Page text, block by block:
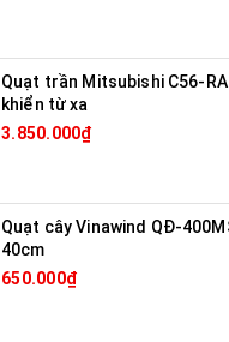
Quạt trần Mitsubishi C56-
khiển từ xa
3.850.000₫
Quạt cây Vinawind QĐ-
40cm
650.000₫